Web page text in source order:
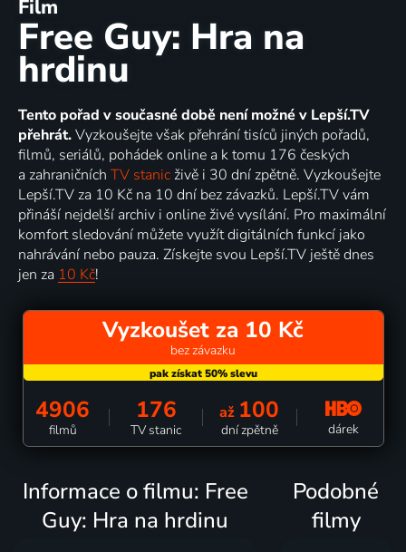
Film
Free Guy: Hra na
hrdinu
Tento pořad v současné době není možné v Lepší.TV
přehrát.Vyzkoušejte však přehrání tisíců jiných pořadů,
filmů, seriálů, pohádek online a k tomu 176 českých
a zahraničních TV stanic živě i 30 dní zpětně. Vyzkoušejte
Lepší.TV za 10 Kč na 10 dní bez závazků. Lepší.TV vám
přináší nejdelší archiv i online živé vysílání. Pro maximální
komfort sledování můžete využít digitálních funkcí jako
nahrávání nebo pauza. Získejte svou Lepší.TV ještě dnes
jen za 10 Kč!
Vyzkoušet za 10 Kč
bez závazku
4906
filmů
176
TV stanic
až 100
dní zpětně dárek
Informace o filmu: Free
Guy: Hra na hrdinu
Podobné
filmy